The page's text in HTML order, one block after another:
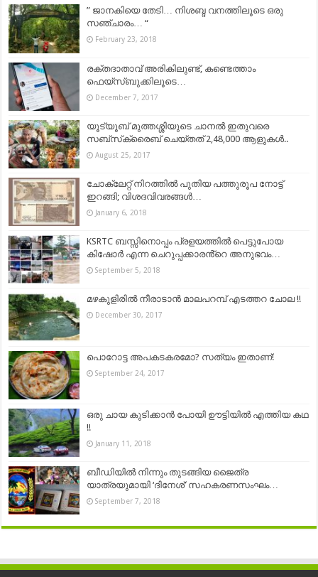
” ജാനകിയെ തേടി… നിശബ്ദ വനത്തിലൂടെ ഒരു
സഞ്ചാരം… “
February 23, 2018
രക്തദാതാവ് അരികിലുണ്ട്, കണ്ടെത്താം
ഫെയ്‌സ്ബുക്കിലൂടെ…
December 7, 2017
യൂട്യൂബ് മുത്തശ്ശിയുടെ ചാനൽ ഇതുവരെ
സബ്‌സ്‌ക്രൈബ് ചെയ്തത് 2,48,000 ആളുകൾ..
August 25, 2017
ചോക്ലേറ്റ് നിറത്തില്‍ പുതിയ പത്തുരൂപ നോട്ട്
ഇറങ്ങി; വിശദവിവരങ്ങള്‍…
January 6, 2018
KSRTC ബസ്സിനൊപ്പം പ്രളയത്തിൽ പെട്ടുപോയ
കിഷോർ എന്ന ചെറുപ്പക്കാരൻ്റെ അനുഭവം…
September 5, 2018
മഴകുളിരിൽ നീരാടാൻ മാലപറമ്പ് എടത്തറ ചോല !!
December 30, 2017
പൊറോട്ട അപകടകരമോ? സത്യം ഇതാണ്!
September 24, 2017
ഒരു ചായ കുടിക്കാൻ പോയി ഊട്ടിയിൽ എത്തിയ കഥ
!!
January 11, 2018
ബീഡിയിൽ നിന്നും തുടങ്ങിയ ജൈത്ര
യാത്രയുമായി ‘ദിനേശ്’ സഹകരണസംഘം…
September 7, 2018